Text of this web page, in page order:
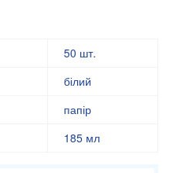
50 шт.
білий
папір
185 мл